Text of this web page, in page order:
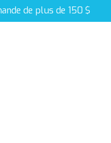
de plus de 150 $